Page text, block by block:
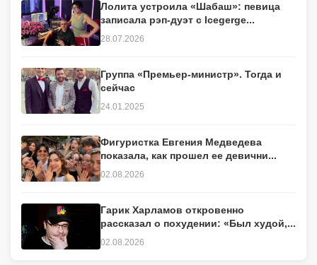
Лолита устроила «Шабаш»: певица
записала рэп-дуэт с Icegerge...
28.07.2026
Группа «Премьер-министр». Тогда и
сейчас
24.01.2025
Фигуристка Евгения Медведева
показала, как прошел ее девични...
02.08.2026
Гарик Харламов откровенно
рассказал о похудении: «Был худой,...
02.08.2026